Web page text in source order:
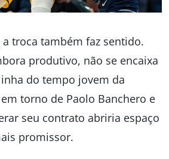
troca também faz sentido.
produtivo, não se encaixa
do tempo jovem da
torno de Paolo Banchero e
seu contrato abriria espaço
promissor.